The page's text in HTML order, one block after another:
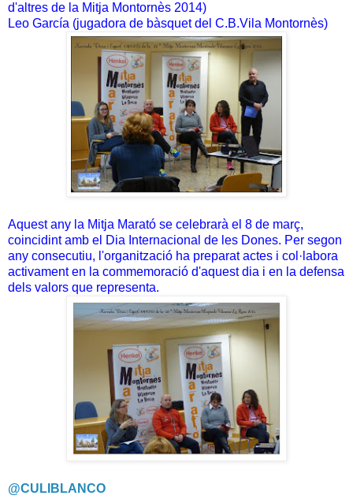
d'altres de la Mitja Montornès 2014)
Leo García (jugadora de bàsquet del C.B.Vila Montornès)
Aquest any la Mitja Marató se celebrarà el 8 de març,
coincidint amb el Dia Internacional de les Dones. Per segon
any consecutiu, l'organització ha preparat actes i col·labora
activament en la commemoració d'aquest dia i en la defensa
dels valors que representa.
@CULIBLANCO